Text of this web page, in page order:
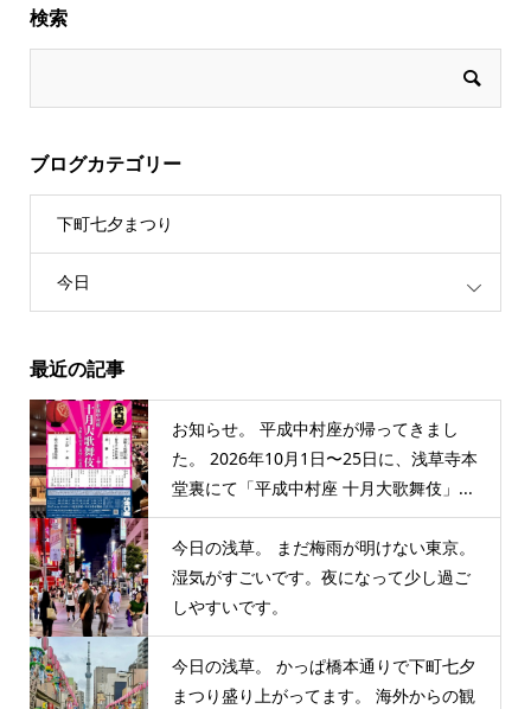
検索
ブログカテゴリー
下町七夕まつり
今日
最近の記事
お知らせ。 平成中村座が帰ってきまし
た。 2026年10月1日〜25日に、浅草寺本
堂裏にて「平成中村座 十月大歌舞伎」...
今日の浅草。 まだ梅雨が明けない東京。
湿気がすごいです。夜になって少し過ご
しやすいです。
今日の浅草。 かっぱ橋本通りで下町七夕
まつり盛り上がってます。 海外からの観